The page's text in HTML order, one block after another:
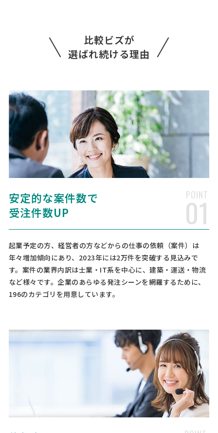
比較ビズが
選ばれ続ける理由
POINT
01
安定的な案件数で
受注件数UP
起業予定の方、経営者の方などからの仕事の依頼（案件）は
年々増加傾向にあり、2023年には2万件を突破する見込みで
す。案件の業界内訳は士業・IT系を中心に、建築・運送・物流
など様々です。企業のあらゆる発注シーンを網羅するために、
196のカテゴリを用意しています。
人事・組織制度構築の相談・提案依頼
[依頼・相談したい内容] 東京都内で中古車輸出業を営んでおります。
現在、外国人社員比率の高い当社の組織再編に伴い、新しい人事制度
（評価・KPI・インセンティブ）の設計、および将来的な独立社員向け
代理店スキームの構築を検討しており、伴走いただけ …
人気案件
新規顧客の獲得についての相
談・提案依頼
総額予算 相談して決めたい 千葉県
[依頼・相談したい内容] アスクルの代理店を行っており、新規顧客の
開拓を模索している。 新規顧客の獲得について相談したい。 [御社の
したい分野] 戦略策定 コンサルティング [依 …
【シイタケ栽培ハウスの断熱改修工事・新築
計画に活用可能な補助金・助成金の相談】補
助金コンサルタントの相談
[御社の業種] 水産・農林業 [会社規模] 6名〜10名 [年商] 1億以下 [事業
計画書の有無] 無し [申請予定の金額] 1000万以下 [相談内容] このた
び、お取引先様の断熱改修工事および新築計画に関連し、 活用可能な
補助金・助成金についてご相談させていた …
補助金コンサルタントの相談
経営コンサルタント > 補助金コンサルタント